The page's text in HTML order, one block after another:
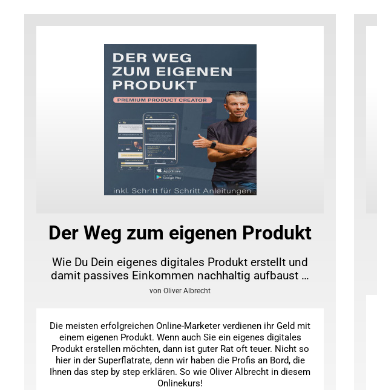
Der Weg zum eigenen Produkt
Wie Du Dein eigenes digitales Produkt erstellt und
damit passives Einkommen nachhaltig aufbaust …
von Oliver Albrecht
Die meisten erfolgreichen Online-Marketer verdienen ihr Geld mit
einem eigenen Produkt. Wenn auch Sie ein eigenes digitales
Produkt erstellen möchten, dann ist guter Rat oft teuer. Nicht so
hier in der Superflatrate, denn wir haben die Profis an Bord, die
Ihnen das step by step erklären. So wie Oliver Albrecht in diesem
Onlinekurs!